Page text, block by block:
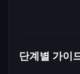
단계별 가이